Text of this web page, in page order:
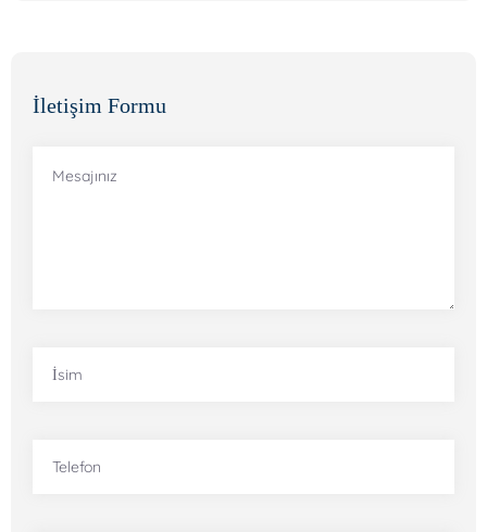
İletişim Formu